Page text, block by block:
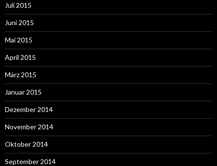
Juli 2015
Juni 2015
Mai 2015
April 2015
März 2015
Januar 2015
Dezember 2014
November 2014
Oktober 2014
September 2014